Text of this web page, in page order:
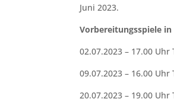
Juni 2023.
Vorbereitungsspiele in
02.07.2023 – 17.00 Uhr
09.07.2023 – 16.00 Uhr
20.07.2023 – 19.00 Uhr